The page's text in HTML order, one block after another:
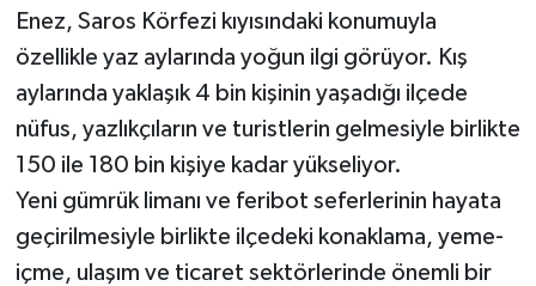
Enez, Saros Körfezi kıyısındaki konumuyla
özellikle yaz aylarında yoğun ilgi görüyor. Kış
aylarında yaklaşık 4 bin kişinin yaşadığı ilçede
nüfus, yazlıkçıların ve turistlerin gelmesiyle birlikte
150 ile 180 bin kişiye kadar yükseliyor.
Yeni gümrük limanı ve feribot seferlerinin hayata
geçirilmesiyle birlikte ilçedeki konaklama, yeme-
içme, ulaşım ve ticaret sektörlerinde önemli bir